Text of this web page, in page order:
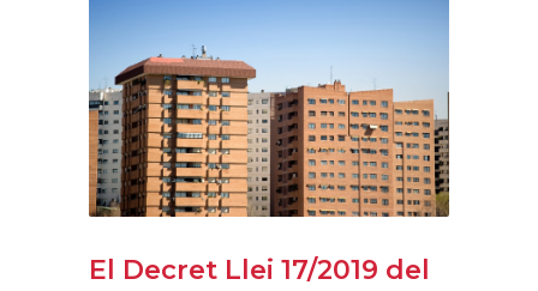
El Decret Llei 17/2019 del